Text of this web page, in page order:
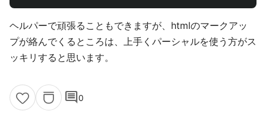
ヘルパーで頑張ることもできますが、htmlのマークアッ
プが絡んでくるところは、上手くパーシャルを使う方がス
ッキリすると思います。
comment0